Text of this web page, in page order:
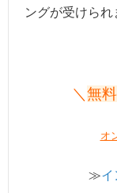
ングが受けられ
＼ 無
オ
≫イ